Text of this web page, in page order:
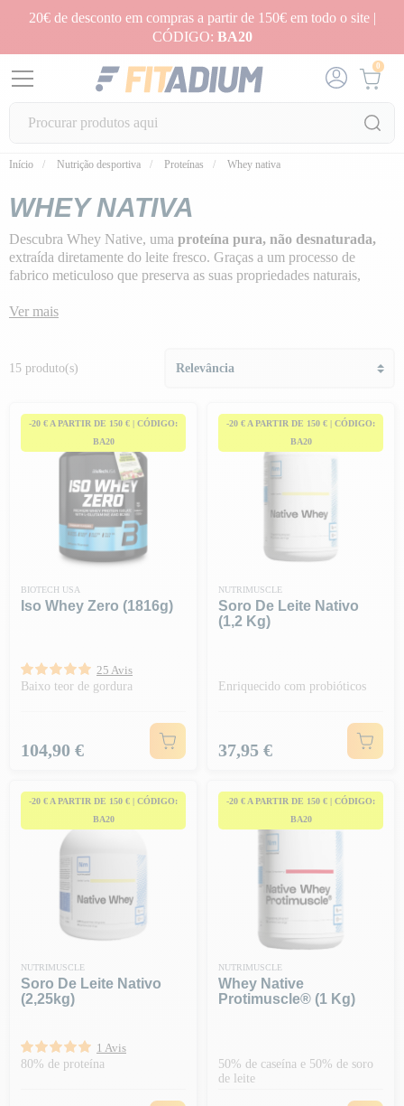
20€ de desconto em compras a partir de 150€ em todo o site |
CÓDIGO: BA20
0
Início Nutrição desportiva Proteínas Whey nativa
WHEY NATIVA
Descubra Whey Native, uma proteína pura, não desnaturada,
extraída diretamente do leite fresco. Graças a um processo de
fabrico meticuloso que preserva as suas propriedades naturais,
com uma proteína tão pura quanto deliciosa? Está na altura de ceder
aos seus
desejos e optar
Ver mais
15 produto(s)
-20 € A PARTIR DE 150 € | CÓDIGO:
BA20
BIOTECH USA
Iso Whey Zero (1816g)
25 Avis
Baixo teor de gordura
Preço
104,90 €
-20 € A PARTIR DE 150 € | CÓDIGO:
BA20
NUTRIMUSCLE
Soro De Leite Nativo
(1,2 Kg)
Enriquecido com probióticos
Preço
37,95 €
-20 € A PARTIR DE 150 € | CÓDIGO:
BA20
NUTRIMUSCLE
Soro De Leite Nativo
(2,25kg)
1 Avis
80% de proteína
-20 € A PARTIR DE 150 € | CÓDIGO:
BA20
NUTRIMUSCLE
Whey Native
Protimuscle® (1 Kg)
50% de caseína e 50% de soro
de leite